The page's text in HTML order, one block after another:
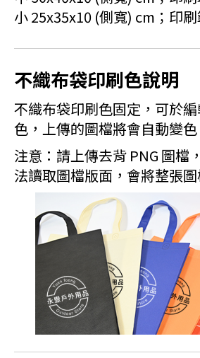
小 25x35x10 (側寬) cm；印
不織布袋印刷色說明
不織布袋印刷色固定，可於
色，上傳的圖檔將會自動變色
注意：請上傳去背 PNG 圖檔
法讀取圖檔版面，會將整張圖